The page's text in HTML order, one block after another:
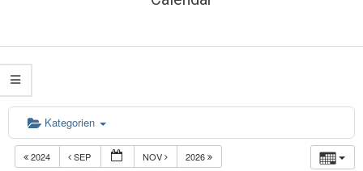
GESCHICHTSVEREIN
SOSSENHEIM
Kategorien
2024 SEP NOV 2026